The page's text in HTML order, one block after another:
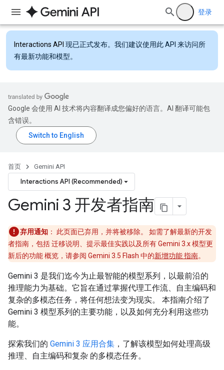
登录
Interactions API 现已正式发布。我们建议使用此 API 来访问所
有最新功能和模型。
Google 会使用 AI 技术将内容翻译成您偏好的语言。AI 翻译可能包
含错误。
首页 Gemini API
Interactions API (Recommended)
Gemini 3 开发者指南
弃用通知 ： 此页面已弃用，并将被移除。 如需了解最新的开发
者指南，包括 迁移说明、提示最佳实践以及所有 Gemini 3.x 模型更
新后的功能 概览，请参阅 Gemini 3.5 Flash 中的新增功能 指南。
Gemini 3 是我们迄今为止最智能的模型系列，以最前沿的
推理能力为基础。它旨在通过掌握代理工作流、自主编码和
复杂的多模态任务，将任何想法变为现实。 本指南介绍了
Gemini 3 模型系列的主要功能，以及如何充分利用这些功
能。
探索我们的 Gemini 3 应用合集 ，了解该模型如何处理高级
推理、自主编码和复杂 的多模态任务。